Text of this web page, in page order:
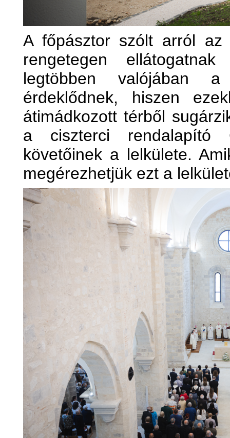
A főpásztor szólt arról az
rengetegen
legtöbben valójában
érdeklődnek, hiszen
átimádkozott térből
a ciszterci rendalapító
követőinek a lelkülete.
megérezhetjük ezt a